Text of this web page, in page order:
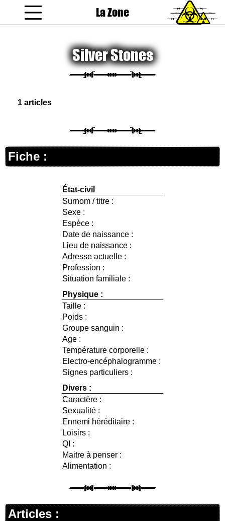
La Zone
Silver Stones
1 articles
Fiche :
État-civil
Surnom / titre :
Sexe :
Espèce :
Date de naissance :
Lieu de naissance :
Adresse actuelle :
Profession :
Situation familiale :
Physique :
Taille :
Poids :
Groupe sanguin :
Age :
Température corporelle :
Electro-encéphalogramme :
Signes particuliers :
Divers :
Caractère :
Sexualité :
Ennemi héréditaire :
Loisirs :
QI :
Maitre à penser :
Alimentation :
Articles :